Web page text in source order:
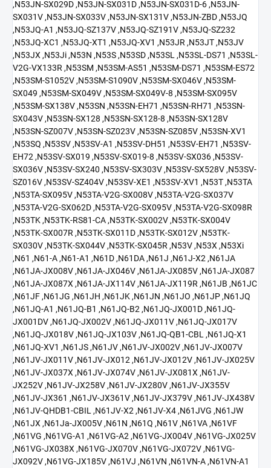
,N53JN-SX029D ,N53JN-SX031D ,N53JN-SX031D-6 ,N53JN-
SX031V ,N53JN-SX033V ,N53JN-SX131V ,N53JN-ZBD ,N53JQ
,N53JQ-A1 ,N53JQ-SZ137V ,N53JQ-SZ191V ,N53JQ-SZ232
,N53JQ-XC1 ,N53JQ-XT1 ,N53JQ-XV1 ,N53JR ,N53JT ,N53JV
,N53JX ,N53Ji ,N53N ,N53S ,N53SD ,N53SL ,N53SL-DS71 ,N53SL-
V2G-VX133R ,N53SM ,N53SM-AS51 ,N53SM-DS71 ,N53SM-ES72
,N53SM-S1052V ,N53SM-S1090V ,N53SM-SX046V ,N53SM-
SX049 ,N53SM-SX049V ,N53SM-SX049V-8 ,N53SM-SX095V
,N53SM-SX138V ,N53SN ,N53SN-EH71 ,N53SN-RH71 ,N53SN-
SX043V ,N53SN-SX128 ,N53SN-SX128-8 ,N53SN-SX128V
,N53SN-SZ007V ,N53SN-SZ023V ,N53SN-SZ085V ,N53SN-XV1
,N53SQ ,N53SV ,N53SV-A1 ,N53SV-DH51 ,N53SV-EH71 ,N53SV-
EH72 ,N53SV-SX019 ,N53SV-SX019-8 ,N53SV-SX036 ,N53SV-
SX036V ,N53SV-SX240 ,N53SV-SX303V ,N53SV-SX528V ,N53SV-
SZ016V ,N53SV-SZ404V ,N53SV-XE1 ,N53SV-XV1 ,N53T ,N53TA
,N53TA-SX095V ,N53TA-V2G-SX008V ,N53TA-V2G-SX037V
,N53TA-V2G-SX062D ,N53TA-V2G-SX095V ,N53TA-V2G-SX098R
,N53TK ,N53TK-RS81-CA ,N53TK-SX002V ,N53TK-SX004V
,N53TK-SX007R ,N53TK-SX011D ,N53TK-SX012V ,N53TK-
SX030V ,N53TK-SX044V ,N53TK-SX045R ,N53V ,N53X ,N53Xi
,N61 ,N61-A ,N61-A1 ,N61D ,N61DA ,N61J ,N61J-X2 ,N61JA
,N61JA-JX008V ,N61JA-JX046V ,N61JA-JX085V ,N61JA-JX087
,N61JA-JX087X ,N61JA-JX114V ,N61JA-JX119R ,N61JB ,N61JC
,N61JF ,N61JG ,N61JH ,N61JK ,N61JN ,N61JO ,N61JP ,N61JQ
,N61JQ-A1 ,N61JQ-B1 ,N61JQ-B2 ,N61JQ-JX001D ,N61JQ-
JX001DV ,N61JQ-JX002V ,N61JQ-JX011V ,N61JQ-JX017V
,N61JQ-JX018V ,N61JQ-JX103V ,N61JQ-QB1-CBL ,N61JQ-X1
,N61JQ-XV1 ,N61JS ,N61JV ,N61JV-JX002V ,N61JV-JX007V
,N61JV-JX011V ,N61JV-JX012 ,N61JV-JX012V ,N61JV-JX025V
,N61JV-JX037X ,N61JV-JX074V ,N61JV-JX081X ,N61JV-
JX252V ,N61JV-JX258V ,N61JV-JX280V ,N61JV-JX355V
,N61JV-JX361 ,N61JV-JX361V ,N61JV-JX379V ,N61JV-JX438V
,N61JV-QHDB1-CBIL ,N61JV-X2 ,N61JV-X4 ,N61JVG ,N61JW
,N61JX ,N61Ja-JX005V ,N61N ,N61Q ,N61V ,N61VA ,N61VF
,N61VG ,N61VG-A1 ,N61VG-A2 ,N61VG-JX004V ,N61VG-JX025V
,N61VG-JX038X ,N61VG-JX070V ,N61VG-JX072V ,N61VG-
JX092V ,N61VG-JX185V ,N61VJ ,N61VN ,N61VN-A ,N61VN-A1